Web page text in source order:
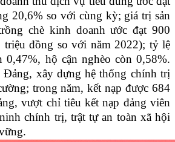
20,6% so với cùng kỳ; giá trị sản
chè kinh doanh ước đạt 900
triệu đồng so với năm 2022); tỷ lệ
0,47%, hộ cận nghèo còn 0,58%.
Đảng, xây dựng hệ thống chính trị
trong năm, kết nạp được 684
vượt chỉ tiêu kết nạp đảng viên
chính trị, trật tự an toàn xã hội